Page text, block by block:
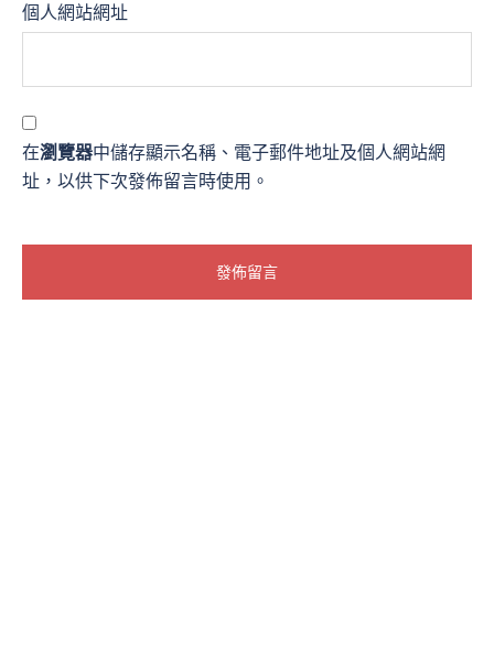
個人網站網址
在瀏覽器中儲存顯示名稱、電子郵件地址及個人網站網
址，以供下次發佈留言時使用。